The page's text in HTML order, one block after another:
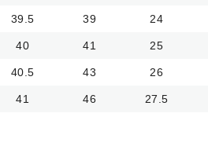
39.5 39 24
40 41 25
40.5 43 26
41 46 27.5